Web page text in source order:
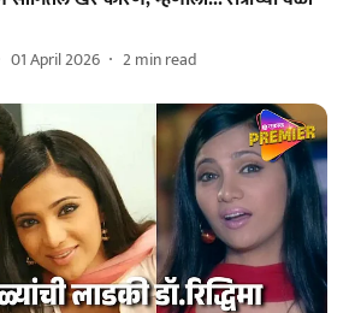
01 April 2026 2min read